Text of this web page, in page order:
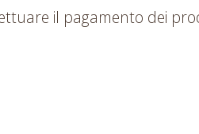
il pagamento dei